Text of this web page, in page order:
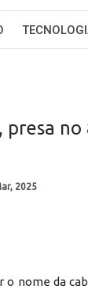
presa
2025
nome da